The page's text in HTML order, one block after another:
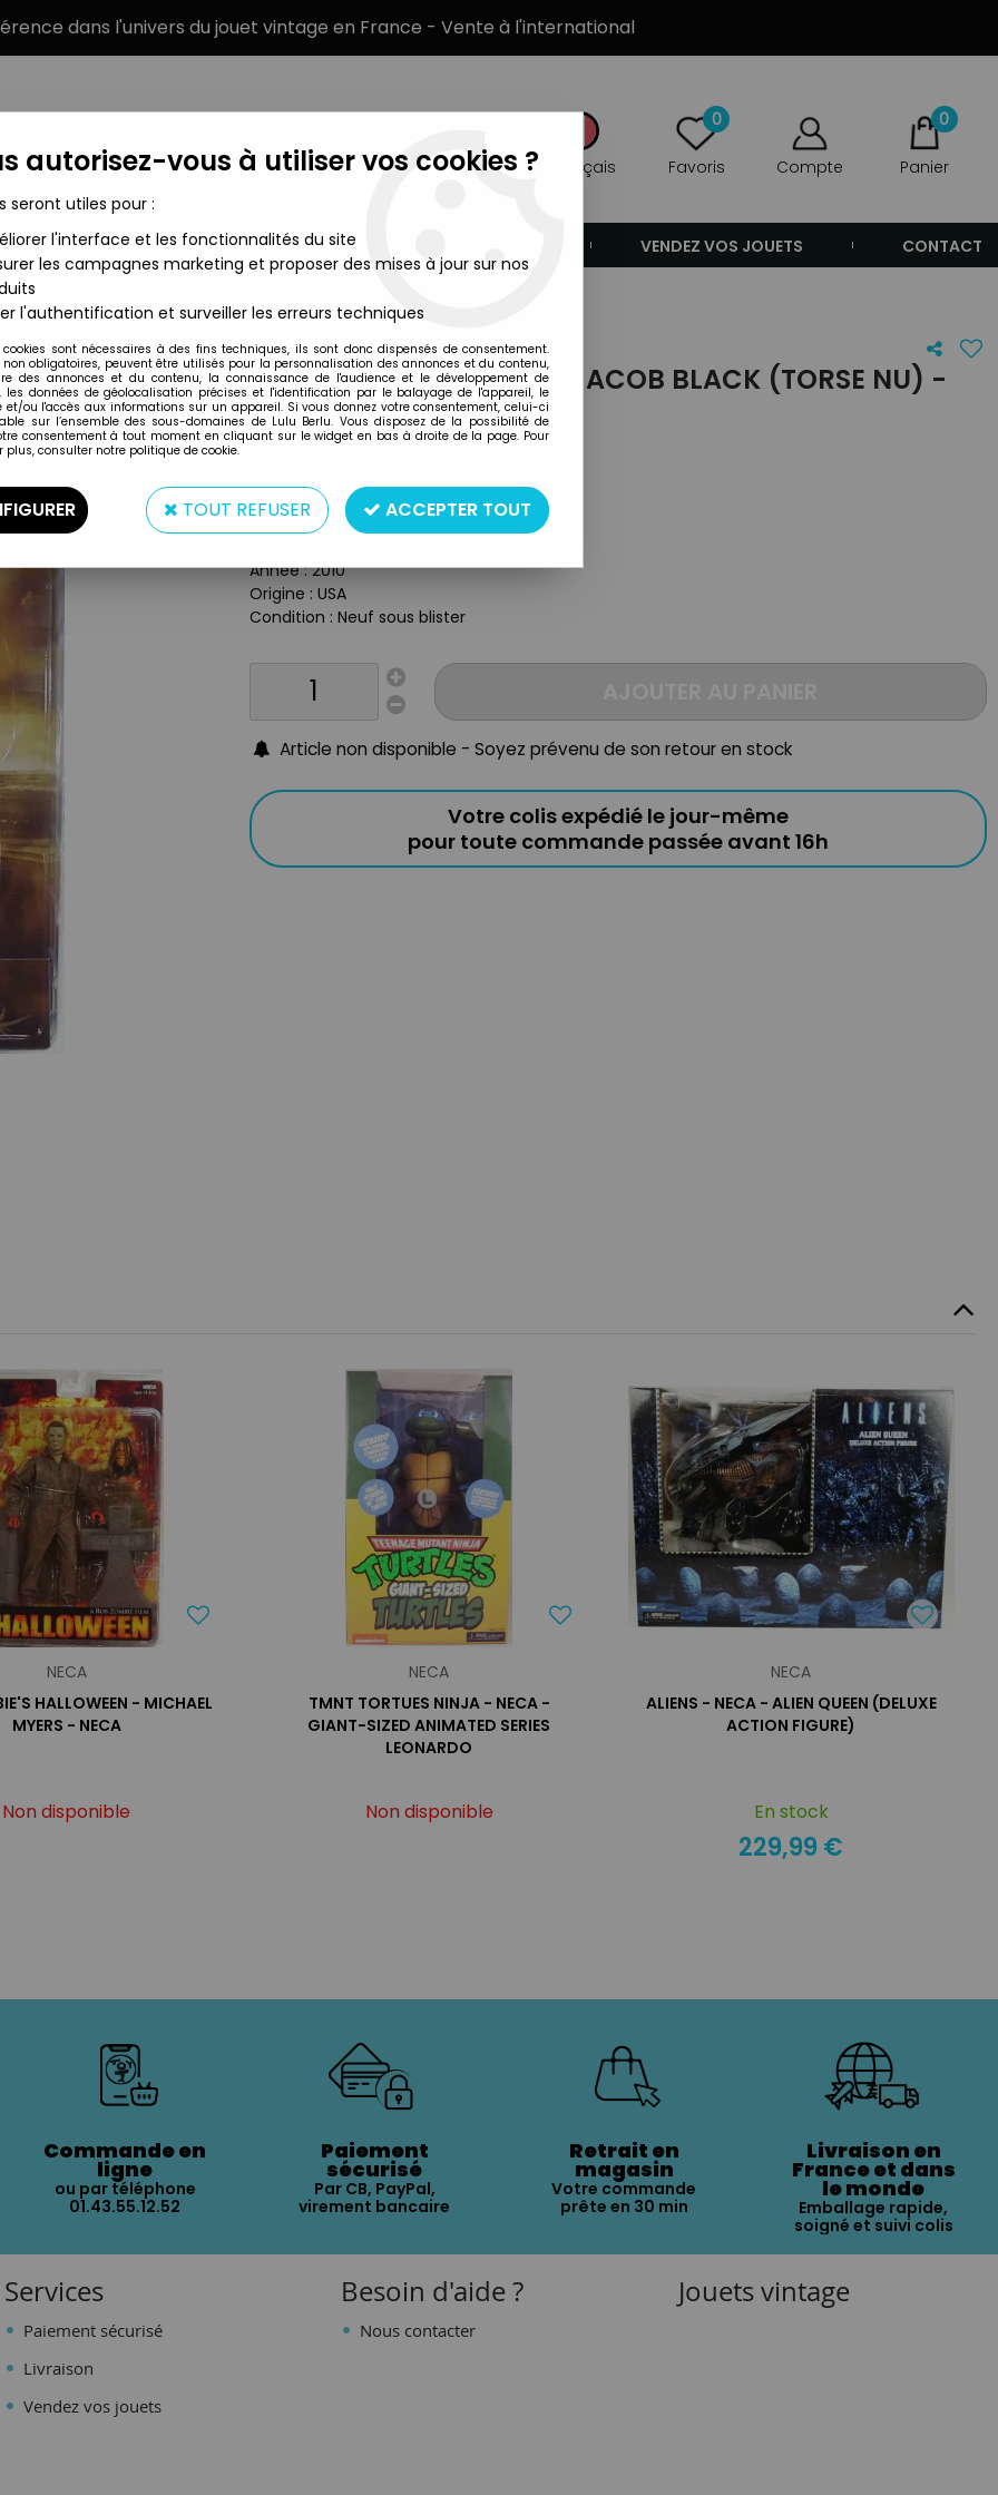
dans l'univers du jouet vintage en France - Vente à l'international
Français
0
Favoris Compte
0
Panier
MARQUES TYPE DE PRODUIT VENDEZ VOS JOUETS CONTACT
Figurine NECA
NECA
TWILIGHT NEW MOON - JACOB BLACK (TORSE NU) -
FIGURINE NECA
Type : Figurine Articulée
Matière : Plastique
Année : 2010
Origine : USA
Condition : Neuf sous blister
Article non disponible - Soyez prévenu de son retour en stock
Votre colis expédié le jour-même
pour toute commande passée avant 16h
NECA
HALLOWEEN - MICHAEL
MYERS - NECA
Non disponible
NECA
TMNT TORTUES NINJA - NECA -
GIANT-SIZED ANIMATED SERIES
LEONARDO
Non disponible
NECA
ALIENS - NECA - ALIEN QUEEN (DELUXE
ACTION FIGURE)
En stock
229,99 €
Commande en
ligne
ou par téléphone
01.43.55.12.52
Paiement
sécurisé
Par CB, PayPal,
virement bancaire
Retrait en
magasin
Votre commande
prête en 30 min
Livraison en
France et dans
le monde
Emballage rapide,
soigné et suivi colis
Services
Paiement sécurisé
Livraison
Vendez vos jouets
Besoin d'aide ?
Nous contacter
Jouets vintage
autorisez-vous à utiliser vos cookies ?
seront utiles pour :
l'interface et les fonctionnalités du site
les campagnes marketing et proposer des mises à jour sur nos
l'authentification et surveiller les erreurs techniques
cookies sont nécessaires à des fins techniques, ils sont donc dispensés de consentement.
non obligatoires, peuvent être utilisés pour la personnalisation des annonces et du contenu,
des annonces et du contenu, la connaissance de l'audience et le développement de
les données de géolocalisation précises et l'identification par le balayage de l'appareil, le
et/ou l'accès aux informations sur un appareil. Si vous donnez votre consentement, celui-ci
sur l’ensemble des sous-domaines de Lulu Berlu. Vous disposez de la possibilité de
consentement à tout moment en cliquant sur le widget en bas à droite de la page. Pour
plus, consulter notre politique de cookie.
TOUT REFUSER ACCEPTER TOUT